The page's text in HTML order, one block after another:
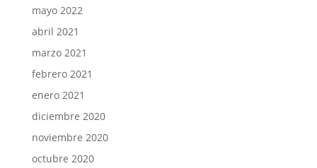
mayo 2022
abril 2021
marzo 2021
febrero 2021
enero 2021
diciembre 2020
noviembre 2020
octubre 2020